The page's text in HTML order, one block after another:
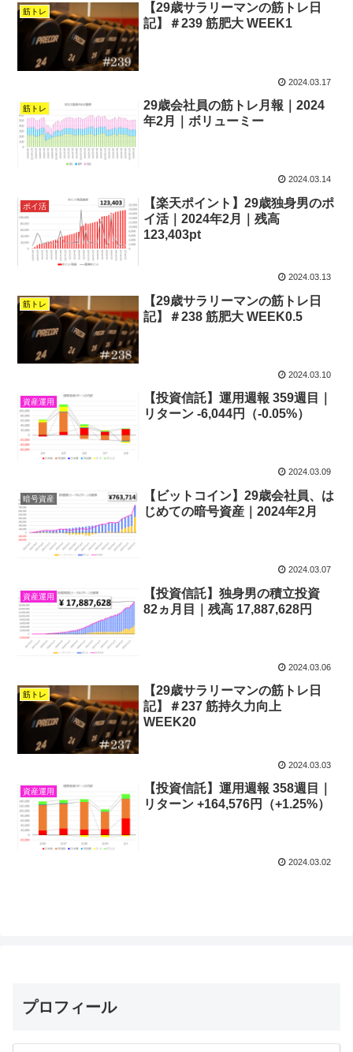
筋トレ
【29歳サラリーマンの筋トレ日
記】＃239 筋肥大 WEEK1
2024.03.17
筋トレ
29歳会社員の筋トレ月報｜2024
年2月｜ボリューミー
2024.03.14
ポイ活
【楽天ポイント】29歳独身男のポ
イ活｜2024年2月｜残高
123,403pt
2024.03.13
筋トレ
【29歳サラリーマンの筋トレ日
記】＃238 筋肥大 WEEK0.5
2024.03.10
資産運用
【投資信託】運用週報 359週目｜
リターン -6,044円（-0.05%）
2024.03.09
暗号資産
【ビットコイン】29歳会社員、は
じめての暗号資産｜2024年2月
2024.03.07
資産運用
【投資信託】独身男の積立投資
82ヵ月目｜残高 17,887,628円
2024.03.06
筋トレ
【29歳サラリーマンの筋トレ日
記】＃237 筋持久力向上
WEEK20
2024.03.03
資産運用
【投資信託】運用週報 358週目｜
リターン +164,576円（+1.25%）
2024.03.02
プロフィール